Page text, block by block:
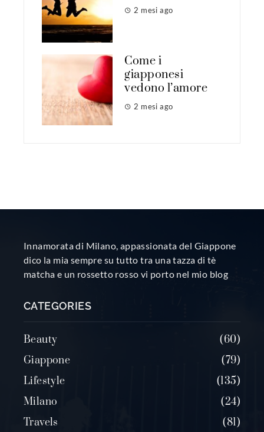
2 mesi ago
Come i
giapponesi
vedono l’amore
2 mesi ago
Innamorata di Milano, appassionata del Giappone
dico la mia sempre su tutto tra una tazza di tè
matcha e un rossetto rosso vi porto nel mio blog
CATEGORIES
Beauty
60
Giappone
79
Lifestyle
135
Milano
24
Travels
81